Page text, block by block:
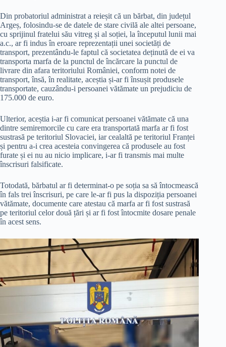
Din probatoriul administrat a reieșit că un bărbat, din județul
Argeș, folosindu-se de datele de stare civilă ale altei persoane,
cu sprijinul fratelui său vitreg și al soției, la începutul lunii mai
a.c., ar fi indus în eroare reprezentații unei societăți de
transport, prezentându-le faptul că societatea deținută de ei va
transporta marfa de la punctul de încărcare la punctul de
livrare din afara teritoriului României, conform notei de
transport, însă, în realitate, aceștia și-ar fi însușit produsele
transportate, cauzându-i persoanei vătămate un prejudiciu de
175.000 de euro.
Ulterior, aceștia i-ar fi comunicat persoanei vătămate că una
dintre semiremorcile cu care era transportată marfa ar fi fost
sustrasă pe teritoriul Slovaciei, iar cealaltă pe teritoriul Franței
și pentru a-i crea acesteia convingerea că produsele au fost
furate și ei nu au nicio implicare, i-ar fi transmis mai multe
înscrisuri falsificate.
Totodată, bărbatul ar fi determinat-o pe soția sa să întocmească
în fals trei înscrisuri, pe care le-ar fi pus la dispoziția persoanei
vătămate, documente care atestau că marfa ar fi fost sustrasă
pe teritoriul celor două țări și ar fi fost întocmite dosare penale
în acest sens.